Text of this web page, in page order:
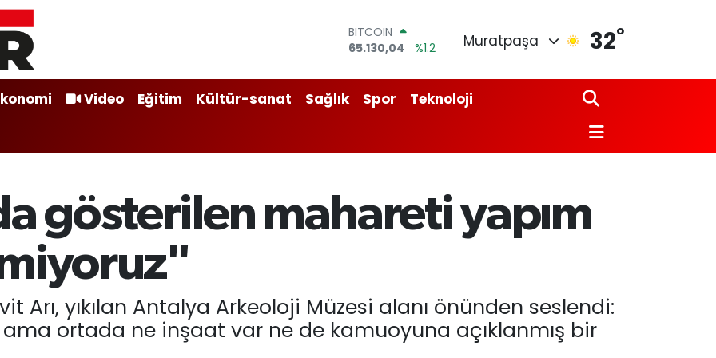
BITCOIN
65.130,04
%1.2
47,7106
%0.17
EURO
55,1652
13.773
%-19
Muratpaşa 32°
Video Eğitim Kültür-sanat Sağlık Spor
Teknoloji
gösterilen mahareti yapım
Arı, yıkılan Antalya Arkeoloji Müzesi alanı önünden seslendi:
ama ortada ne inşaat var ne de kamuoyuna açıklanmış bir